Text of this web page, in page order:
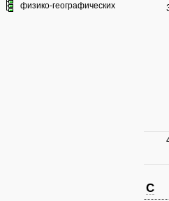
физико-географических
C